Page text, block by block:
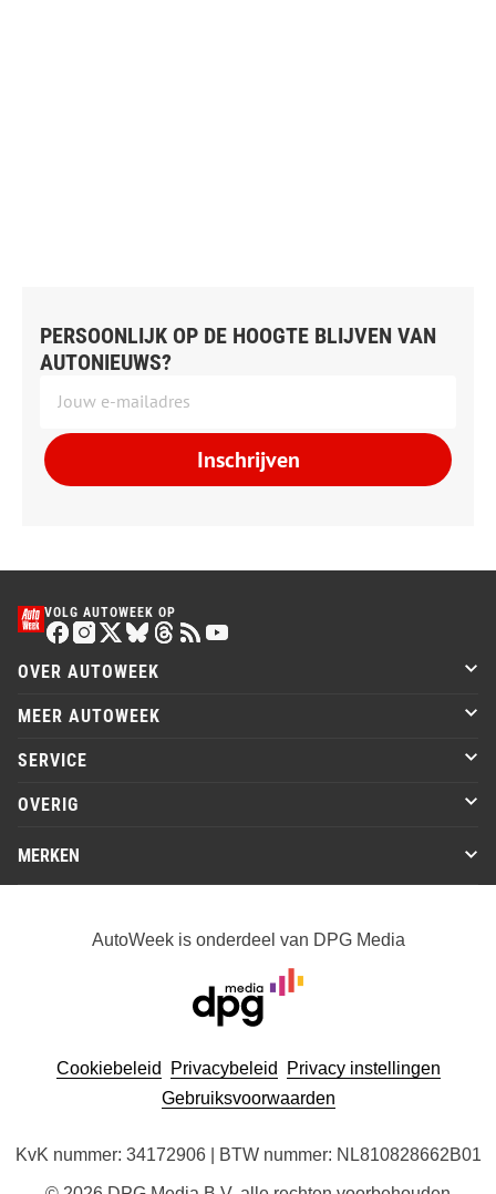
PERSOONLIJK OP DE HOOGTE BLIJVEN VAN
AUTONIEUWS?
Inschrijven
VOLG AUTOWEEK OP
OVER AUTOWEEK
MEER AUTOWEEK
SERVICE
OVERIG
MERKEN
AutoWeek is onderdeel van DPG Media
Cookiebeleid Privacybeleid
Privacy instellingen
Gebruiksvoorwaarden
KvK nummer: 34172906 | BTW nummer: NL810828662B01